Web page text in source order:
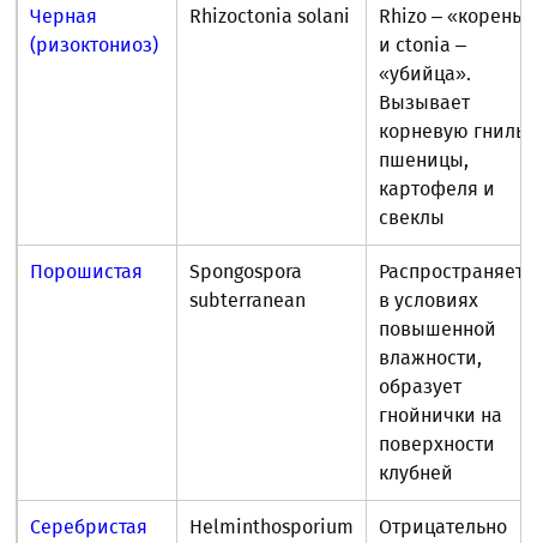
Черная
(ризоктониоз)
Rhizoctonia solani
Rhizo – «корень»
и ctonia –
«убийца».
Вызывает
корневую гниль
пшеницы,
картофеля и
свеклы
Порошистая
Spongospora
subterranean
в условиях
повышенной
влажности,
образует
гнойнички на
поверхности
клубней
Серебристая
Helminthosporium
Отрицательно